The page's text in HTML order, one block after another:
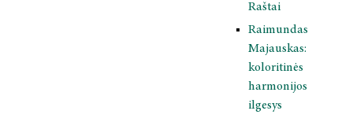
Raštai
Raimundas
Majauskas:
koloritinės
harmonijos
ilgesys